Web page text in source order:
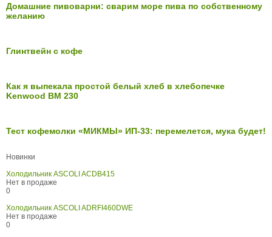
Домашние пивоварни: сварим море пива по собственному
желанию
Глинтвейн с кофе
Как я выпекала простой белый хлеб в хлебопечке
Kenwood BM 230
Тест кофемолки «МИКМЫ» ИП-33: перемелется, мука будет!
Новинки
Холодильник ASCOLI ACDB415
Нет в продаже
0
Холодильник ASCOLI ADRFI460DWE
Нет в продаже
0